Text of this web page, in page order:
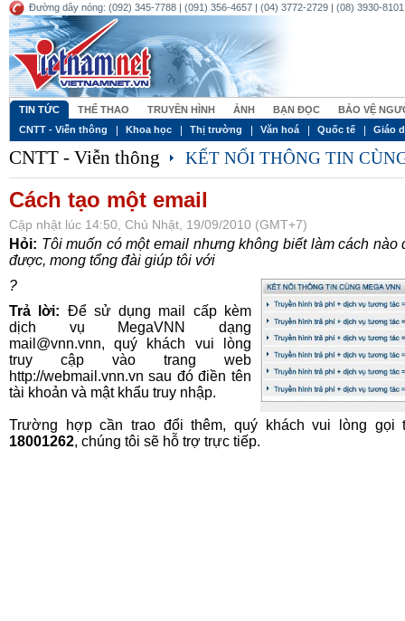
Đường dây nóng: (092) 345-7788 | (091) 356-4657 | (04) 3772-2729 | (08) 3930-
TIN TỨC THỂ THAO TRUYỀN HÌNH ẢNH BẠN ĐỌC
BẢO VỆ
CNTT - Viễn thông
Khoa học Thị trường Văn hoá Quốc tế Giáo
CNTT - Viễn thông KẾT NỐI THÔNG TIN
Cách tạo một email
Cập nhật lúc 14:50, Chủ Nhật, 19/09/2010 (GMT+7)
Hỏi: Tôi muốn có một email nhưng không biết làm cách nào
được, mong tổng đài giúp tôi với
?
Trả lời: Để sử dụng mail cấp kèm
dịch vụ MegaVNN dạng
mail@vnn.vnn, quý khách vui lòng
truy cập vào trang web
http://webmail.vnn.vn sau đó điền tên
tài khoản và mật khẩu truy nhập.
Trường hợp cần trao đổi thêm, quý khách vui lòng gọi
18001262, chúng tôi sẽ hỗ trợ trực tiếp.